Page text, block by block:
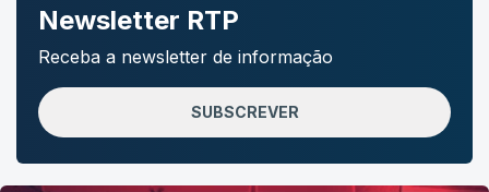
Newsletter RTP
Receba a newsletter de informação
SUBSCREVER